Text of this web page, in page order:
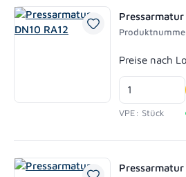
Pressarmatur
Regulärer
Preise nach
VPE: Stück